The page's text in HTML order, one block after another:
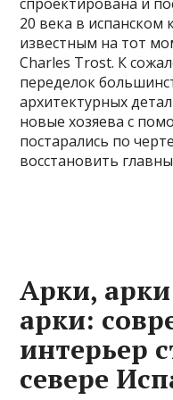
20 века в испанском
известным на тот
Charles Trost. К
переделок
архитектурных
новые хозяева с
постарались по
восстановить
Арки,
арки:
интерьер
севере